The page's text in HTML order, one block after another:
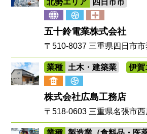
五十鈴電業株式会社
〒510-8037 三重県四日市
業種 土木・建築業 伊賀
株式会社広島工務店
〒518-0603 三重県名張市